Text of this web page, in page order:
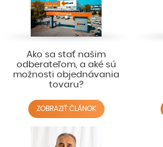
Ako sa stať našim
odberateľom, a aké sú
možnosti objednávania
tovaru?
ZOBRAZIŤ ČLÁNOK